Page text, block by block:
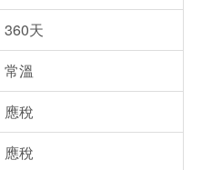
360天
常溫
應稅
應稅